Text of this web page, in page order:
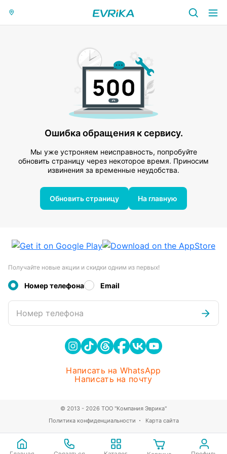
Ошибка обращения к сервису.
Мы уже устроняем неисправность, попробуйте
обновить страницу через некоторое время. Приносим
извинения за временные неудобства.
Обновить страницу На главную
Получайте новые акции и скидки одним из первых!
Номер телефона Email
Номер телефона
Написать на WhatsApp
Написать на почту
Политика конфиденциальности Карта сайта
© 2013 - 2026 ТОО "Компания Эврика"